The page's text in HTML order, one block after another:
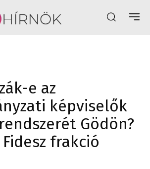
e az
képviselők
Gödön?
Fidesz frakció